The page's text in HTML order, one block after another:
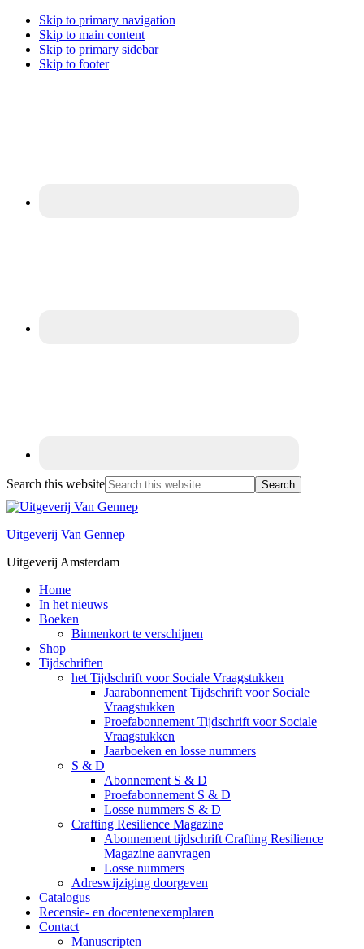
Skip to primary navigation
Skip to main content
Skip to primary sidebar
Skip to footer
Search this website
Uitgeverij Van Gennep
Uitgeverij Amsterdam
Home
In het nieuws
Boeken
Binnenkort te verschijnen
Shop
Tijdschriften
het Tijdschrift voor Sociale Vraagstukken
Jaarabonnement Tijdschrift voor Sociale
Vraagstukken
Proefabonnement Tijdschrift voor Sociale
Vraagstukken
Jaarboeken en losse nummers
S & D
Abonnement S & D
Proefabonnement S & D
Losse nummers S & D
Crafting Resilience Magazine
Abonnement tijdschrift Crafting Resilience
Magazine aanvragen
Losse nummers
Adreswijziging doorgeven
Catalogus
Recensie- en docentenexemplaren
Contact
Manuscripten